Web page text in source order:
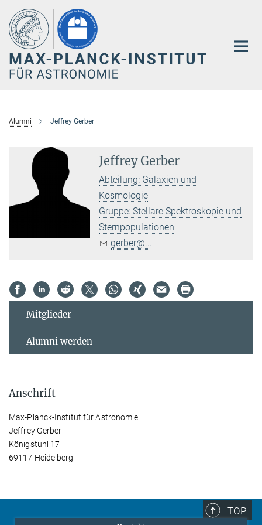
Hauptinhalt
Alumni Jeffrey Gerber
Jeffrey Gerber
Abteilung: Galaxien und
Kosmologie
Gruppe: Stellare Spektroskopie und
Sternpopulationen
gerber@...
Mitglieder
Alumni werden
Anschrift
Max-Planck-Institut für Astronomie
Jeffrey Gerber
Königstuhl 17
69117 Heidelberg
TOP